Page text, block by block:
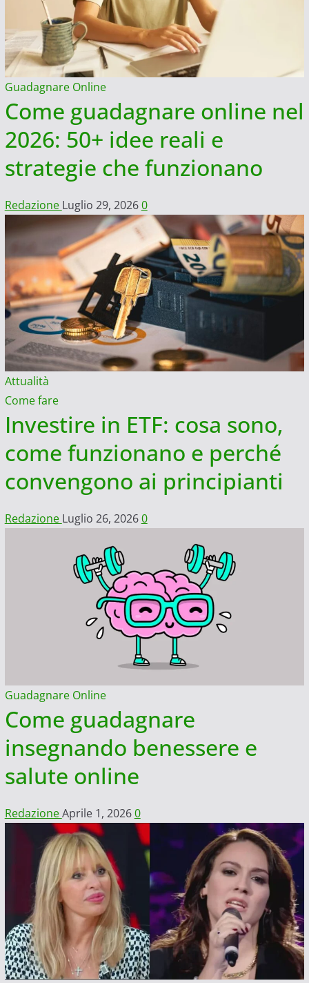
Guadagnare Online
Come guadagnare online nel
2026: 50+ idee reali e
strategie che funzionano
Redazione Luglio 29, 20260
Attualità
Come fare
Investire in ETF: cosa sono,
come funzionano e perché
convengono ai principianti
Redazione Luglio 26, 20260
Guadagnare Online
Come guadagnare
insegnando benessere e
salute online
RedazioneAprile 1, 20260